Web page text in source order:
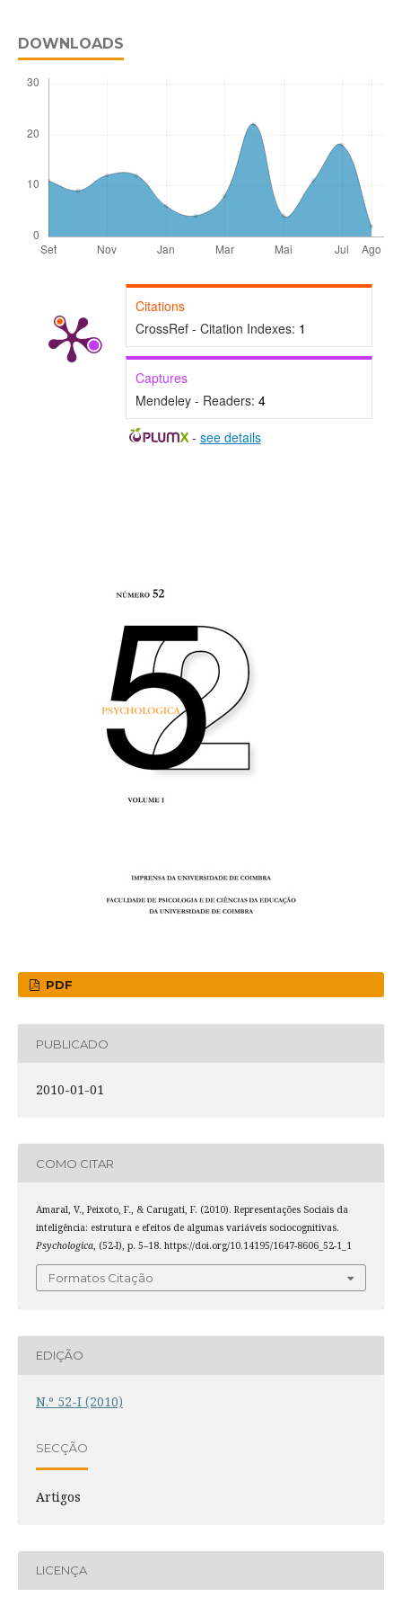
DOWNLOADS
Citations
CrossRef - Citation Indexes: 1
Captures
Mendeley - Readers: 4
- see details
PDF
PUBLICADO
2010-01-01
COMO CITAR
Amaral, V., Peixoto, F., & Carugati, F. (2010). Representações Sociais da
inteligência: estrutura e efeitos de algumas variáveis sociocognitivas.
Psychologica, (52-I), p. 5–18. https://doi.org/10.14195/1647-8606_52-1_1
Formatos Citação
EDIÇÃO
N.º 52-I (2010)
SECÇÃO
Artigos
LICENÇA